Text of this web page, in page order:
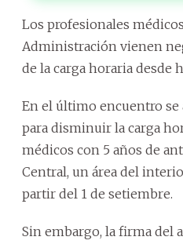
Los profesionales
Administración vienen
de la carga horaria desde
En el último encuentro
para disminuir la carga
médicos con 5 años de
Central, un área del
partir del 1 de setiembre.
Sin embargo, la firma del